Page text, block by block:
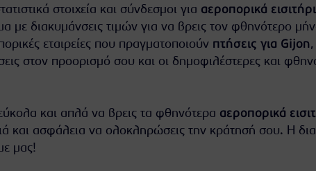
στοιχεία και σύνδεσμοι για αεροπορικά
με διακυμάνσεις τιμών για να βρεις τον φθηνότερο
εταιρείες που πραγματοποιούν πτήσεις για Gijon
στον προορισμό σου και οι δημοφιλέστερες και
και απλά να βρεις τα φθηνότερα αεροπορικά
και ασφάλεια να ολοκληρώσεις την κράτησή σου. Η
μας!